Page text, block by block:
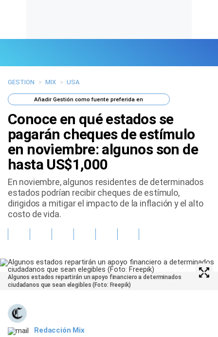
Últimas Noticias
Mi Bolsillo
Respuestas
Gente
Tendencias Mix
Sports
GESTION > MIX > USA
AñadirGestión como fuente preferida en
Conoce en qué estados se
pagarán cheques de estímulo
en noviembre: algunos son de
hasta US$1,000
En noviembre, algunos residentes de determinados
estados podrían recibir cheques de estímulo,
dirigidos a mitigar el impacto de la inflación y el alto
costo de vida.
Algunos estados repartirán un apoyo financiero a determinados
ciudadanos que sean elegibles (Foto: Freepik)
Redacción Mix